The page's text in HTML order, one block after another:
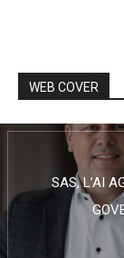
WEB COVER
SAS, L’AI